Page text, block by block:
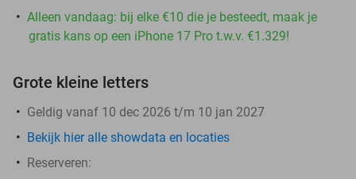
Alleen vandaag: bij elke €10 die je besteedt, maak je
gratis kans op een iPhone 17 Pro t.w.v. €1.329!
Grote kleine letters
Geldig vanaf 10 dec 2026 t/m 10 jan 2027
Bekijk hier alle showdata en locaties
Reserveren: